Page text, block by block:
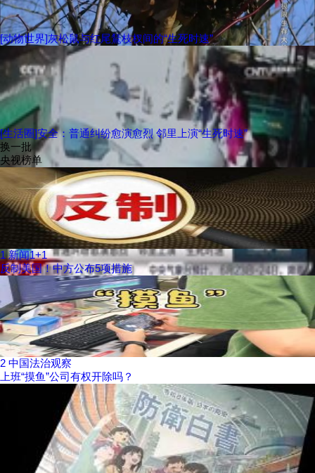
[动物世界]灰松鼠与红尾鵟枝杈间的“生死时速”
[生活圈]安全：普通纠纷愈演愈烈 邻里上演“生死时速”
换一批
央视榜单
1 新闻1+1
反制美国！中方公布5项措施
2 中国法治观察
上班“摸鱼”公司有权开除吗？